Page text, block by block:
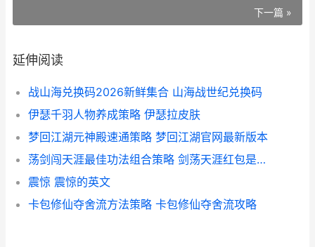
下一篇 »
延伸阅读
战山海兑换码2026新鲜集合 山海战世纪兑换码
伊瑟千羽人物养成策略 伊瑟拉皮肤
梦回江湖元神殿速通策略 梦回江湖官网最新版本
荡剑闯天涯最佳功法组合策略 剑荡天涯红包是真的吗
震惊 震惊的英文
卡包修仙夺舍流方法策略 卡包修仙夺舍流攻略